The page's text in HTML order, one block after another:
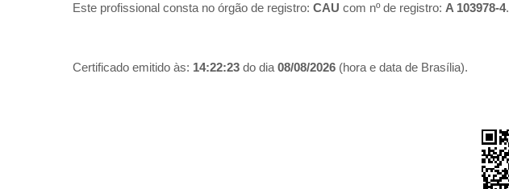
Este profissional consta no órgão de registro: CAU com nº de registro: A 103978-4.
Certificado emitido às: 14:22:23 do dia 08/08/2026 (hora e data de Brasília).